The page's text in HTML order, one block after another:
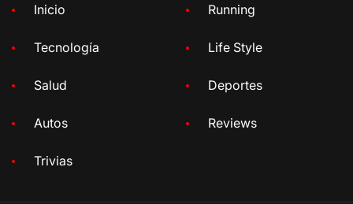
Inicio Running
Tecnología Life Style
Salud Deportes
Autos Reviews
Trivias